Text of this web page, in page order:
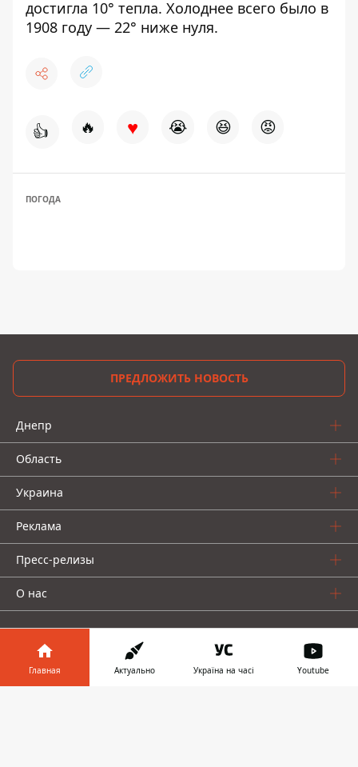
достигла 10° тепла. Холоднее всего было в
1908 году — 22° ниже нуля.
👍 🔥 ♥ 😭 😆 😡
ПОГОДА
ПРЕДЛОЖИТЬ НОВОСТЬ
Днепр
Область
Украина
Реклама
Пресс-релизы
О нас
Главная Актуально Україна на часі Youtube